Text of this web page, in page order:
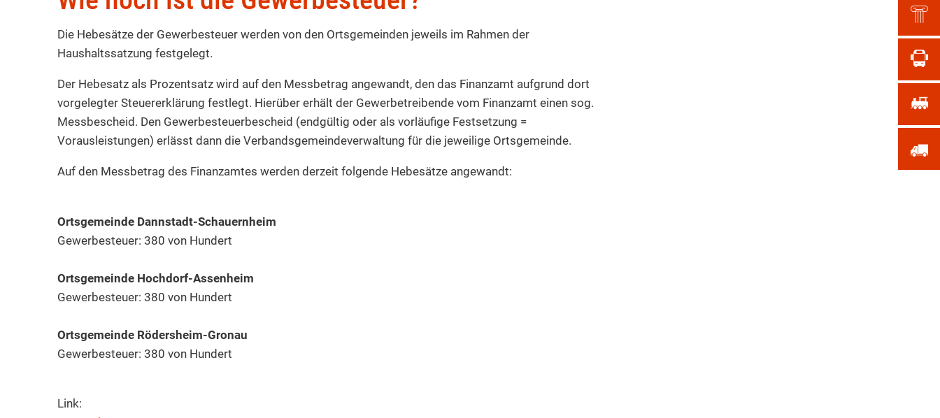
Die Hebesätze der Gewerbesteuer werden von den Ortsgemeinden jeweils im Rahmen der
Haushaltssatzung festgelegt.
Der Hebesatz als Prozentsatz wird auf den Messbetrag angewandt, den das Finanzamt aufgrund dort
vorgelegter Steuererklärung festlegt. Hierüber erhält der Gewerbetreibende vom Finanzamt einen sog.
Messbescheid. Den Gewerbesteuerbescheid (endgültig oder als vorläufige Festsetzung =
Vorausleistungen) erlässt dann die Verbandsgemeindeverwaltung für die jeweilige Ortsgemeinde.
Auf den Messbetrag des Finanzamtes werden derzeit folgende Hebesätze angewandt:
Ortsgemeinde Dannstadt-Schauernheim
Gewerbesteuer: 380 von Hundert
Ortsgemeinde Hochdorf-Assenheim
Gewerbesteuer: 380 von Hundert
Ortsgemeinde Rödersheim-Gronau
Gewerbesteuer: 380 von Hundert
Link: